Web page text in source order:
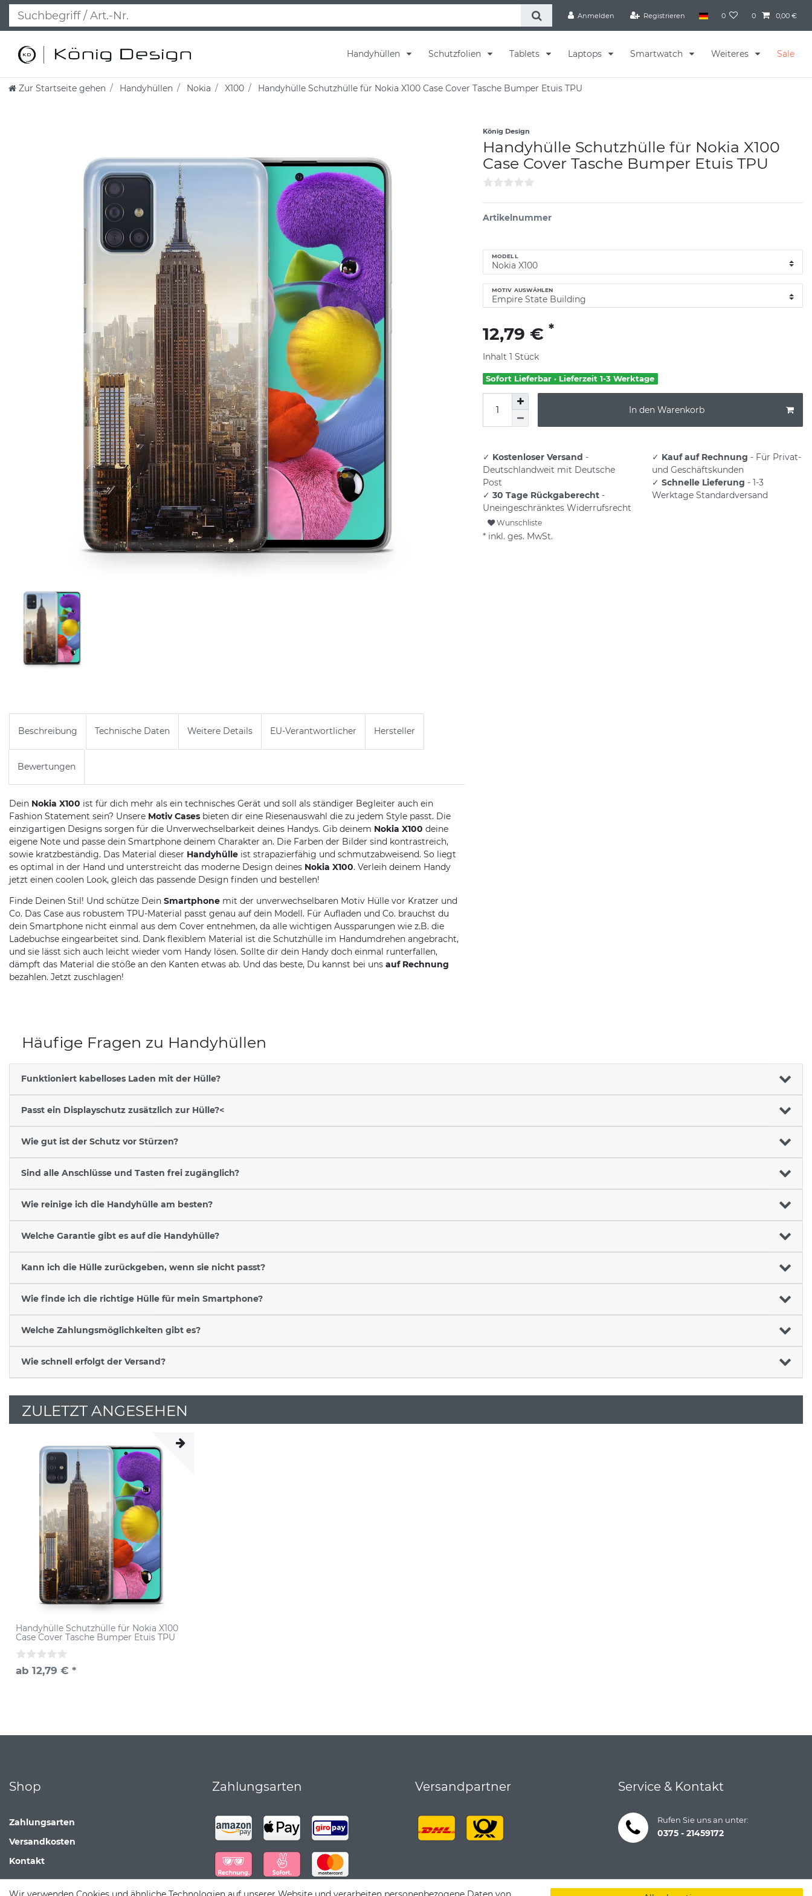
Anmelden Registrieren 0 0 0,00 €
Handyhüllen Schutzfolien Tablets Laptops Smartwatch Weiteres Sale
Zur Startseite gehen Handyhüllen Nokia X100 Handyhülle Schutzhülle für Nokia X100 Case Cover Tasche Bumper Etuis TPU
König Design
Handyhülle Schutzhülle für Nokia X100
Case Cover Tasche Bumper Etuis TPU
Artikelnummer
MODELL
MOTIV AUSWÄHLEN
12,79 € *
Inhalt 1 Stück
Sofort Lieferbar · Lieferzeit 1-3 Werktage
In den Warenkorb
✓ Kostenloser Versand -
Deutschlandweit mit Deutsche
Post
✓ 30 Tage Rückgaberecht -
Uneingeschränktes Widerrufsrecht
✓ Kauf auf Rechnung - Für Privat-
und Geschäftskunden
✓ Schnelle Lieferung - 1-3
Werktage Standardversand
Wunschliste
* inkl. ges. MwSt.
Beschreibung Technische Daten Weitere Details EU-Verantwortlicher Hersteller
Bewertungen
Dein Nokia X100 ist für dich mehr als ein technisches Gerät und soll als ständiger Begleiter auch ein
Fashion Statement sein? Unsere Motiv Cases bieten dir eine Riesenauswahl die zu jedem Style passt. Die
einzigartigen Designs sorgen für die Unverwechselbarkeit deines Handys. Gib deinem Nokia X100 deine
eigene Note und passe dein Smartphone deinem Charakter an. Die Farben der Bilder sind kontrastreich,
sowie kratzbeständig. Das Material dieser Handyhülle ist strapazierfähig und schmutzabweisend. So liegt
es optimal in der Hand und unterstreicht das moderne Design deines Nokia X100. Verleih deinem Handy
jetzt einen coolen Look, gleich das passende Design finden und bestellen!
Finde Deinen Stil! Und schütze Dein Smartphone mit der unverwechselbaren Motiv Hülle vor Kratzer und
Co. Das Case aus robustem TPU-Material passt genau auf dein Modell. Für Aufladen und Co. brauchst du
dein Smartphone nicht einmal aus dem Cover entnehmen, da alle wichtigen Aussparungen wie z.B. die
Ladebuchse eingearbeitet sind. Dank flexiblem Material ist die Schutzhülle im Handumdrehen angebracht,
und sie lässt sich auch leicht wieder vom Handy lösen. Sollte dir dein Handy doch einmal runterfallen,
dämpft das Material die stöße an den Kanten etwas ab. Und das beste, Du kannst bei uns auf Rechnung
bezahlen. Jetzt zuschlagen!
Häufige Fragen zu Handyhüllen
Funktioniert kabelloses Laden mit der Hülle?
Passt ein Displayschutz zusätzlich zur Hülle?<
Wie gut ist der Schutz vor Stürzen?
Sind alle Anschlüsse und Tasten frei zugänglich?
Wie reinige ich die Handyhülle am besten?
Welche Garantie gibt es auf die Handyhülle?
Kann ich die Hülle zurückgeben, wenn sie nicht passt?
Wie finde ich die richtige Hülle für mein Smartphone?
Welche Zahlungsmöglichkeiten gibt es?
Wie schnell erfolgt der Versand?
ZULETZT ANGESEHEN
Handyhülle Schutzhülle für Nokia X100
Case Cover Tasche Bumper Etuis TPU
ab 12,79 € *
Shop
Zahlungsarten
Versandkosten
Kontakt
Zahlungsarten Versandpartner Service & Kontakt
Rufen Sie uns an unter:
0375 - 21459172